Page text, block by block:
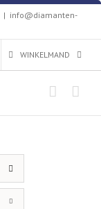
| info@diamanten-
WINKELMAND